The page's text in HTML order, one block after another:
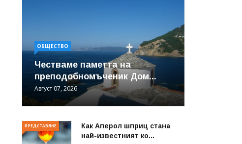
ОБЩЕСТВО
Честваме паметта на
преподобномъченик Дом...
Август 07, 2026
ПРЕДСТАВЯНЕ
Как Аперол шприц стана
най-известният ко...